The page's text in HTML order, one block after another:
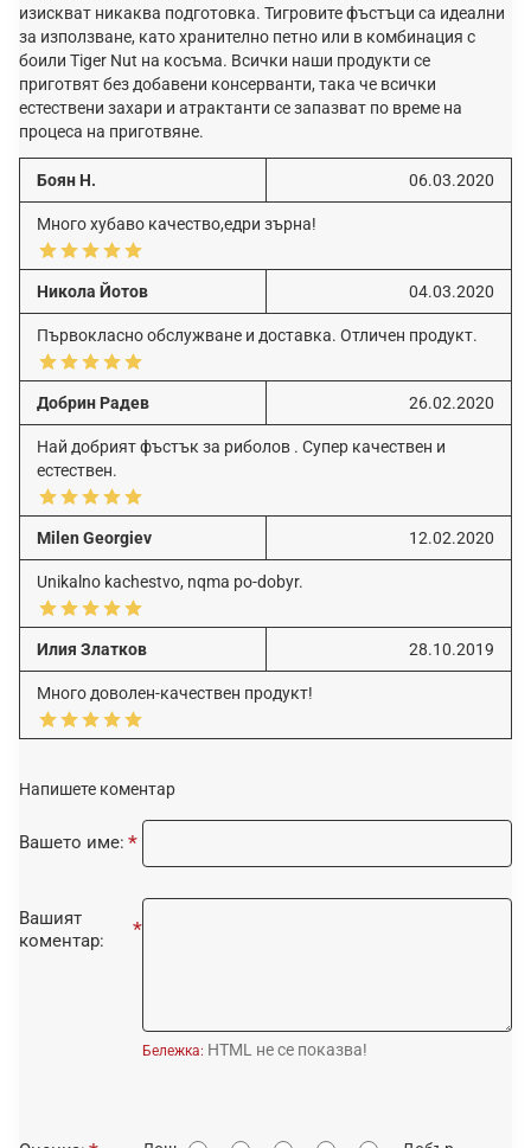
изискват никаква подготовка. Тигровите фъстъци са идеални
за използване, като хранително петно или в комбинация с
боили Tiger Nut на косъма. Всички наши продукти се
приготвят без добавени консерванти, така че всички
естествени захари и атрактанти се запазват по време на
процеса на приготвяне.
Боян Н. 06.03.2020
Много хубаво качество,едри зърна!
Никола Йотов 04.03.2020
Първокласно обслужване и доставка. Отличен продукт.
Добрин Радев 26.02.2020
Най добрият фъстък за риболов . Супер качествен и
естествен.
Milen Georgiev 12.02.2020
Unikalno kachestvo, nqma po-dobyr.
Илия Златков 28.10.2019
Много доволен-качествен продукт!
Напишете коментар
Вашето име:
Вашият
коментар:
Бележка: HTML не се показва!